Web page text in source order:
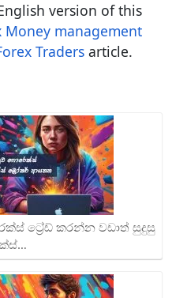
version of this
Money management
Traders article.
ට්‍රේඩ් කරන්න වඩාත් සුදුසු